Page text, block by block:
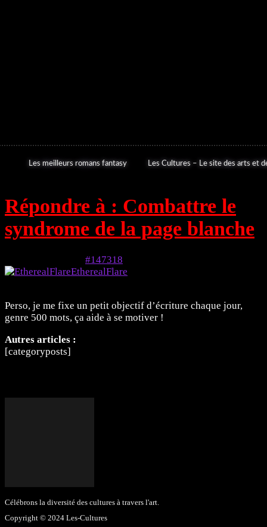
Les meilleurs romans fantasy Les Cultures – Le site des arts et
Répondre à : Combattre le
syndrome de la page blanche
#147318
EtherealFlare
Perso, je me fixe un petit objectif d’écriture chaque jour,
genre 500 mots, ça aide à se motiver !
Autres articles :
[categoryposts]
Célébrons la diversité des cultures à travers l'art.
Copyright © 2024 Les-Cultures